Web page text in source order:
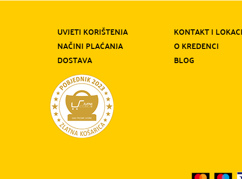
UVJETI KORIŠTENJA
NAČINI PLAĆANJA
DOSTAVA
KONTAKT I
O KREDENCI
BLOG